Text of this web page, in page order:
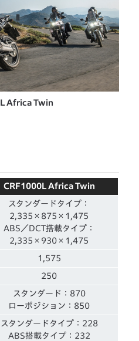
Africa Twin
CRF1000L Africa Twin
スタンダードタイプ：
2,335×875×1,475
ABS／DCT搭載タイプ：
2,335×930×1,475
1,575
250
スタンダード：870
ローポジション：850
スタンダードタイプ：228
ABS搭載タイプ：232